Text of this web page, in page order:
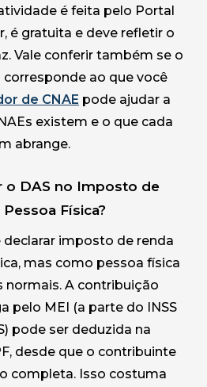
é feita pelo Portal
é gratuita e deve refletir o
Vale conferir também se o
corresponde ao que você
de CNAE pode ajudar a
existem e o que cada
abrange.
o DAS no Imposto de
Pessoa Física?
declarar imposto de renda
mas como pessoa física
normais. A contribuição
pelo MEI (a parte do INSS
pode ser deduzida na
desde que o contribuinte
completa. Isso costuma